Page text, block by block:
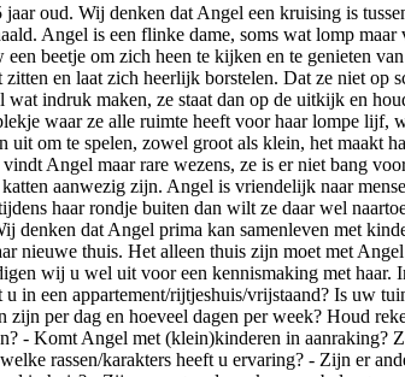
oud. Wij denken dat Angel een kruising is
Angel is een flinke dame, soms wat lomp
beetje om zich heen te kijken en te genieten
en laat zich heerlijk borstelen. Dat ze niet op
indruk maken, ze staat dan op de uitkijk en
waar ze alle ruimte heeft voor haar lompe lijf,
om te spelen, zowel groot als klein, het maakt
Angel maar rare wezens, ze is er niet bang
aanwezig zijn. Angel is vriendelijk naar
haar rondje buiten dan wilt ze daar wel
denken dat Angel prima kan samenleven met
nieuwe thuis. Het alleen thuis zijn moet met
wij u wel uit voor een kennismaking met haar.
in een appartement/rijtjeshuis/vrijstaand? Is uw
per dag en hoeveel dagen per week? Houd
- Komt Angel met (klein)kinderen in aanraking?
rassen/karakters heeft u ervaring? - Zijn er